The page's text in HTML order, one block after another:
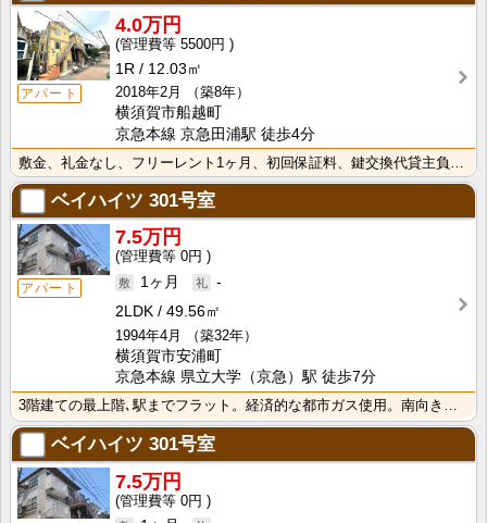
アパート
4.0万円
5500円
1R
12.03㎡
2018年2月
（築8年）
横須賀市船越町
京急本線 京急田浦駅 徒歩4分
ベイハイツ 301号室
アパート
7.5万円
0円
1ヶ月
-
2LDK
49.56㎡
1994年4月
（築32年）
横須賀市安浦町
京急本線 県立大学（京急）駅 徒歩7分
ベイハイツ 301号室
7.5万円
0円